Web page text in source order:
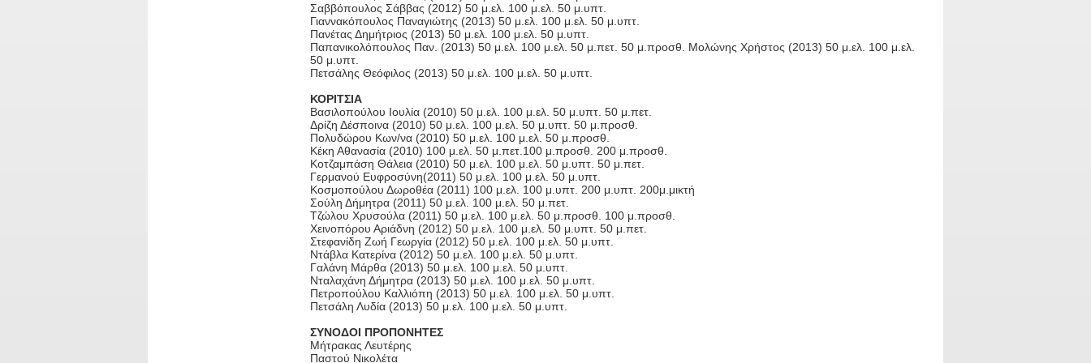
Σαββόπουλος Σάββας (2012) 50 μ.ελ. 100 μ.ελ. 50 μ.υπτ.
Γιαννακόπουλος Παναγιώτης (2013) 50 μ.ελ. 100 μ.ελ. 50 μ.υπτ.
Πανέτας Δημήτριος (2013) 50 μ.ελ. 100 μ.ελ. 50 μ.υπτ.
Παπανικολόπουλος Παν. (2013) 50 μ.ελ. 100 μ.ελ. 50 μ.πετ. 50 μ.προσθ. Μολώνης Χρήστος (2013) 50 μ.ελ. 100 μ.ελ.
50 μ.υπτ.
Πετσάλης Θεόφιλος (2013) 50 μ.ελ. 100 μ.ελ. 50 μ.υπτ.
ΚΟΡΙΤΣΙΑ
Βασιλοπούλου Ιουλία (2010) 50 μ.ελ. 100 μ.ελ. 50 μ.υπτ. 50 μ.πετ.
Δρίζη Δέσποινα (2010) 50 μ.ελ. 100 μ.ελ. 50 μ.υπτ. 50 μ.προσθ.
Πολυδώρου Κων/να (2010) 50 μ.ελ. 100 μ.ελ. 50 μ.προσθ.
Κέκη Αθανασία (2010) 100 μ.ελ. 50 μ.πετ.100 μ.προσθ. 200 μ.προσθ.
Κοτζαμπάση Θάλεια (2010) 50 μ.ελ. 100 μ.ελ. 50 μ.υπτ. 50 μ.πετ.
Γερμανού Ευφροσύνη(2011) 50 μ.ελ. 100 μ.ελ. 50 μ.υπτ.
Κοσμοπούλου Δωροθέα (2011) 100 μ.ελ. 100 μ.υπτ. 200 μ.υπτ. 200μ.μικτή
Σούλη Δήμητρα (2011) 50 μ.ελ. 100 μ.ελ. 50 μ.πετ.
Τζώλου Χρυσούλα (2011) 50 μ.ελ. 100 μ.ελ. 50 μ.προσθ. 100 μ.προσθ.
Χεινοπόρου Αριάδνη (2012) 50 μ.ελ. 100 μ.ελ. 50 μ.υπτ. 50 μ.πετ.
Στεφανίδη Ζωή Γεωργία (2012) 50 μ.ελ. 100 μ.ελ. 50 μ.υπτ.
Ντάβλα Κατερίνα (2012) 50 μ.ελ. 100 μ.ελ. 50 μ.υπτ.
Γαλάνη Μάρθα (2013) 50 μ.ελ. 100 μ.ελ. 50 μ.υπτ.
Νταλαχάνη Δήμητρα (2013) 50 μ.ελ. 100 μ.ελ. 50 μ.υπτ.
Πετροπούλου Καλλιόπη (2013) 50 μ.ελ. 100 μ.ελ. 50 μ.υπτ.
Πετσάλη Λυδία (2013) 50 μ.ελ. 100 μ.ελ. 50 μ.υπτ.
ΣΥΝΟΔΟΙ ΠΡΟΠΟΝΗΤΕΣ
Μήτρακας Λευτέρης
Παστού Νικολέτα